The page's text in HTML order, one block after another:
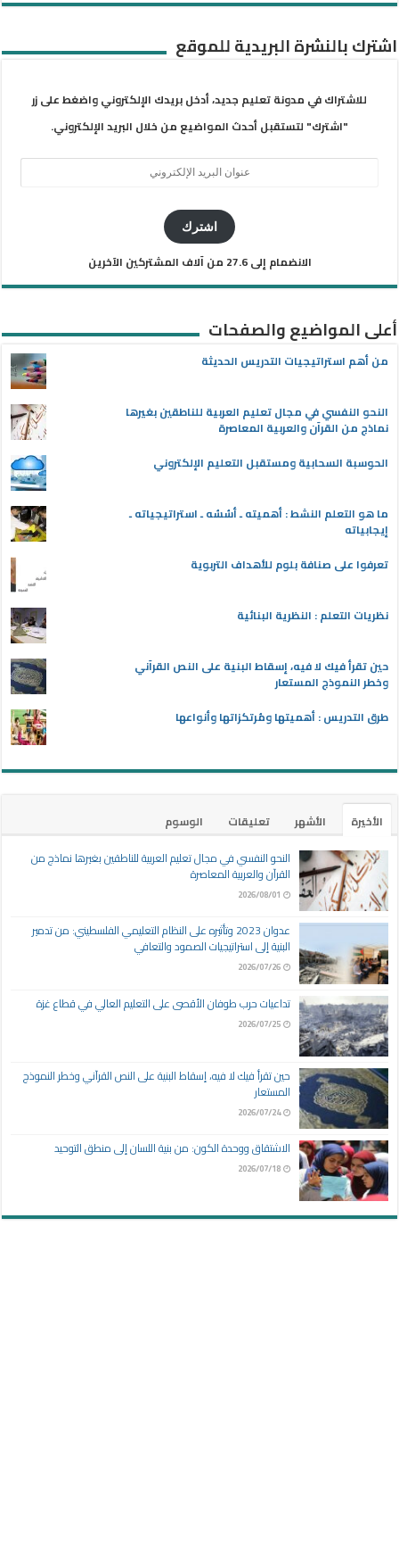
اشترك بالنشرة البريدية للموقع
للاشتراك في مدونة تعليم جديد، أدخل بريدك الإلكتروني واضغط على زر
"اشترك" لتستقبل أحدث المواضيع من خلال البريد الإلكتروني.
اشترك
الانضمام إلى 27.6 من آلاف المشتركين الآخرين
أعلى المواضيع والصفحات
من أهم استراتيجيات التدريس الحديثة
النحو النفسي في مجال تعليم العربية للناطقين بغيرها
نماذج من القرآن والعربية المعاصرة
الحوسبة السحابية ومستقبل التعليم الإلكتروني
ما هو التعلم النشط : أهميته ـ أسُسُه ـ استراتيجياته ـ
إيجابياته
تعرفوا على صنافة بلوم للأهداف التربوية
نظريات التعلم : النظرية البنائية
حين تقرأ فيك لا فيه، إسقاط البنية على النص القرآني
وخطر النموذج المستعار
طرق التدريس : أهميتها ومُرتكزاتها وأنواعها
الأخيرة الأشهر تعليقات
الوسوم
النحو النفسي في مجال تعليم العربية للناطقين بغيرها نماذج من
القرآن والعربية المعاصرة
2026/08/01
عدوان 2023 وتأثيره على النظام التعليمي الفلسطيني: من تدمير
البنية إلى استراتيجيات الصمود والتعافي
2026/07/26
تداعيات حرب طوفان الأقصى على التعليم العالي في قطاع غزة
2026/07/25
حين تقرأ فيك لا فيه، إسقاط البنية على النص القرآني وخطر النموذج
المستعار
2026/07/24
الاشتقاق ووحدة الكون: من بنية اللسان إلى منطق التوحيد
2026/07/18